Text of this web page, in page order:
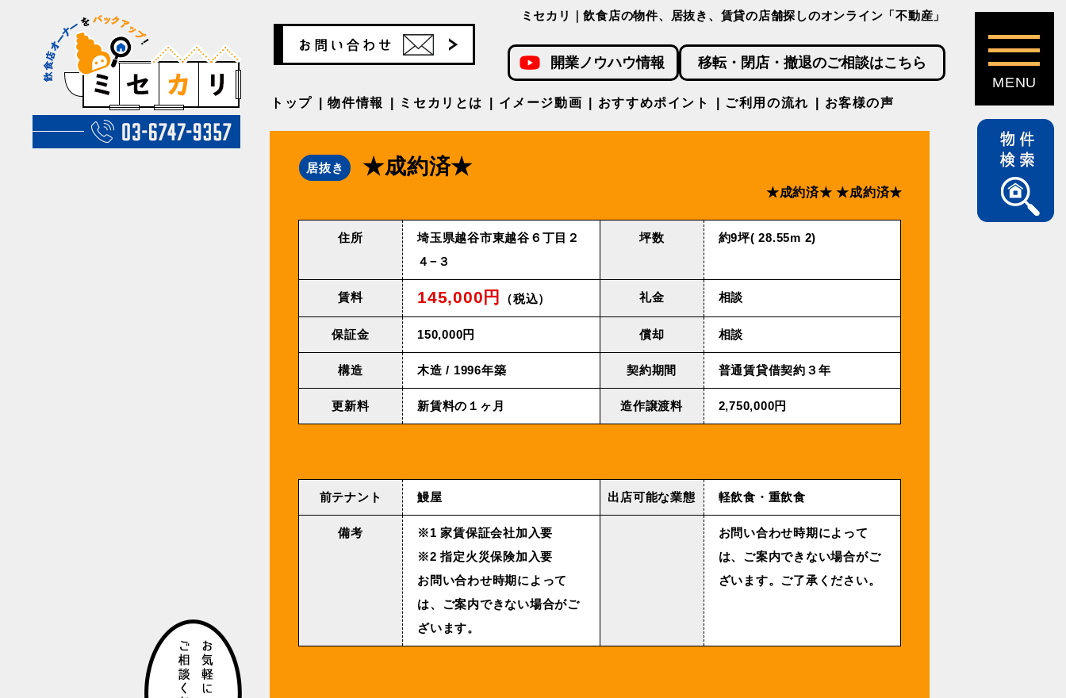
ミセカリ｜飲食店の物件、居抜き、賃貸の店舗探しのオンライン「不動産」
開業ノウハウ情報 移転・閉店・撤退のご相談はこちら
トップ 物件情報 ミセカリとは イメージ動画 おすすめポイント ご利用の流れ お客様の声
居抜き ★成約済★
★成約済★ ★成約済★
住所
埼玉県越谷市東越谷６丁目２
４−３
坪数 約9坪( 28.55m 2)
賃料 145,000円 （税込） 礼金 相談
保証金 150,000円 償却 相談
構造 木造 / 1996年築 契約期間 普通賃貸借契約３年
更新料 新賃料の１ヶ月 造作譲渡料 2,750,000円
前テナント 鰻屋 出店可能な業態 軽飲食・重飲食
備考
※1 家賃保証会社加入要
※2 指定火災保険加入要
お問い合わせ時期によって
は、ご案内できない場合がご
ざいます。
お問い合わせ時期によって
は、ご案内できない場合がご
ざいます。ご了承ください。